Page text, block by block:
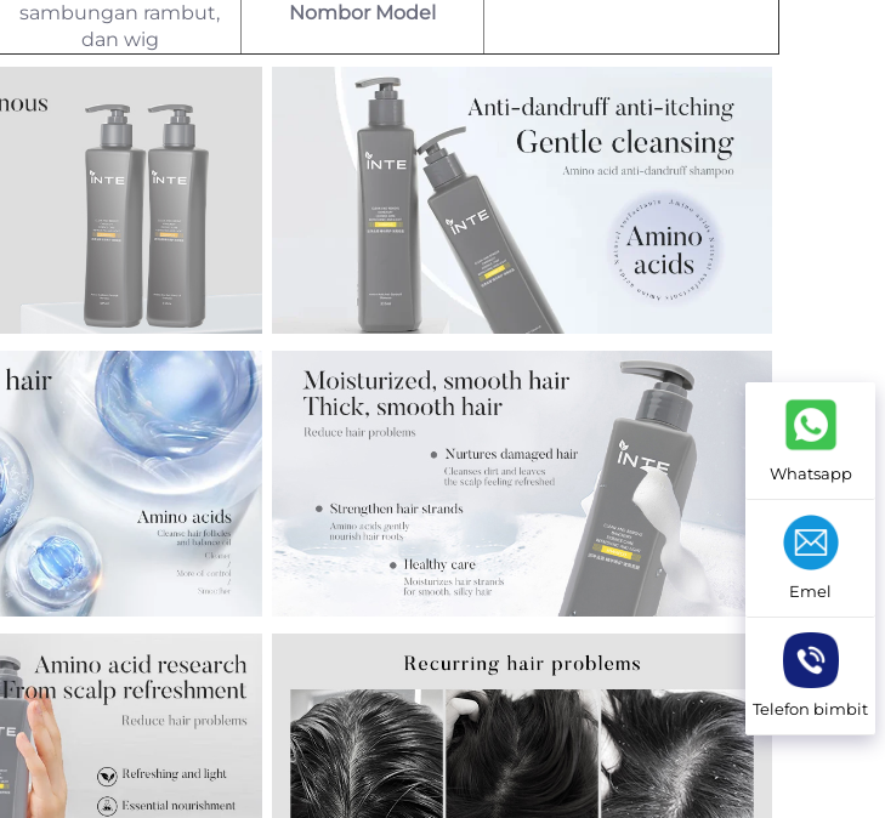
sambungan rambut,
dan wig
Nombor Model
Whatsapp
Emel
Telefon bimbit